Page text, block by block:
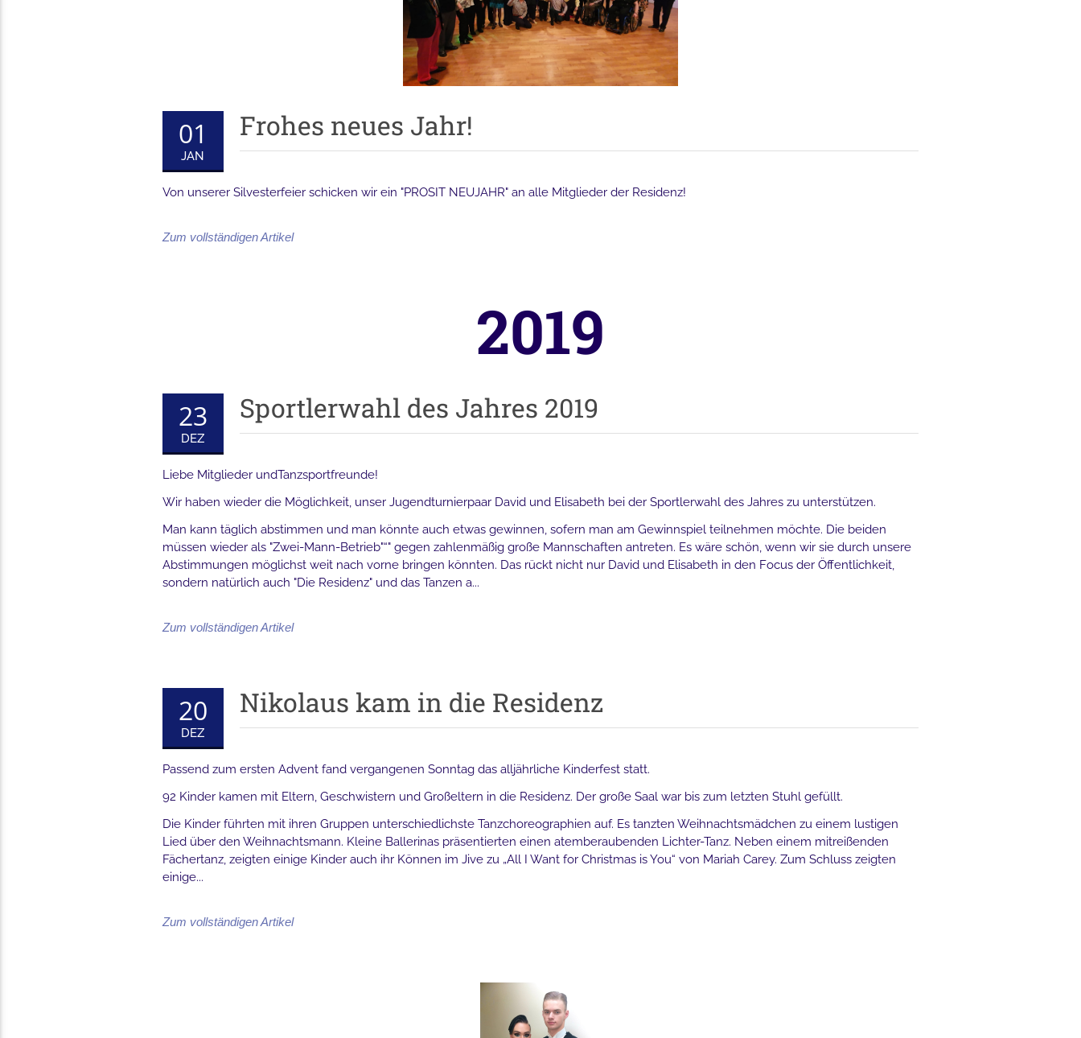
01
JAN
Frohes neues Jahr!
Von unserer Silvesterfeier schicken wir ein "PROSIT NEUJAHR" an alle Mitglieder der Residenz!
Zum vollständigen Artikel
2019
23
DEZ
Sportlerwahl des Jahres 2019
Liebe Mitglieder undTanzsportfreunde!
Wir haben wieder die Möglichkeit, unser Jugendturnierpaar David und Elisabeth bei der Sportlerwahl des Jahres zu unterstützen.
Man kann täglich abstimmen und man könnte auch etwas gewinnen, sofern man am Gewinnspiel teilnehmen möchte. Die beiden
müssen wieder als "Zwei-Mann-Betrieb"“" gegen zahlenmäßig große Mannschaften antreten. Es wäre schön, wenn wir sie durch unsere
Abstimmungen möglichst weit nach vorne bringen könnten. Das rückt nicht nur David und Elisabeth in den Focus der Öffentlichkeit,
sondern natürlich auch "Die Residenz" und das Tanzen a...
Zum vollständigen Artikel
20
DEZ
Nikolaus kam in die Residenz
Passend zum ersten Advent fand vergangenen Sonntag das alljährliche Kinderfest statt.
92 Kinder kamen mit Eltern, Geschwistern und Großeltern in die Residenz. Der große Saal war bis zum letzten Stuhl gefüllt.
Die Kinder führten mit ihren Gruppen unterschiedlichste Tanzchoreographien auf. Es tanzten Weihnachtsmädchen zu einem lustigen
Lied über den Weihnachtsmann. Kleine Ballerinas präsentierten einen atemberaubenden Lichter-Tanz. Neben einem mitreißenden
Fächertanz, zeigten einige Kinder auch ihr Können im Jive zu „All I Want for Christmas is You“ von Mariah Carey. Zum Schluss zeigten
einige...
Zum vollständigen Artikel